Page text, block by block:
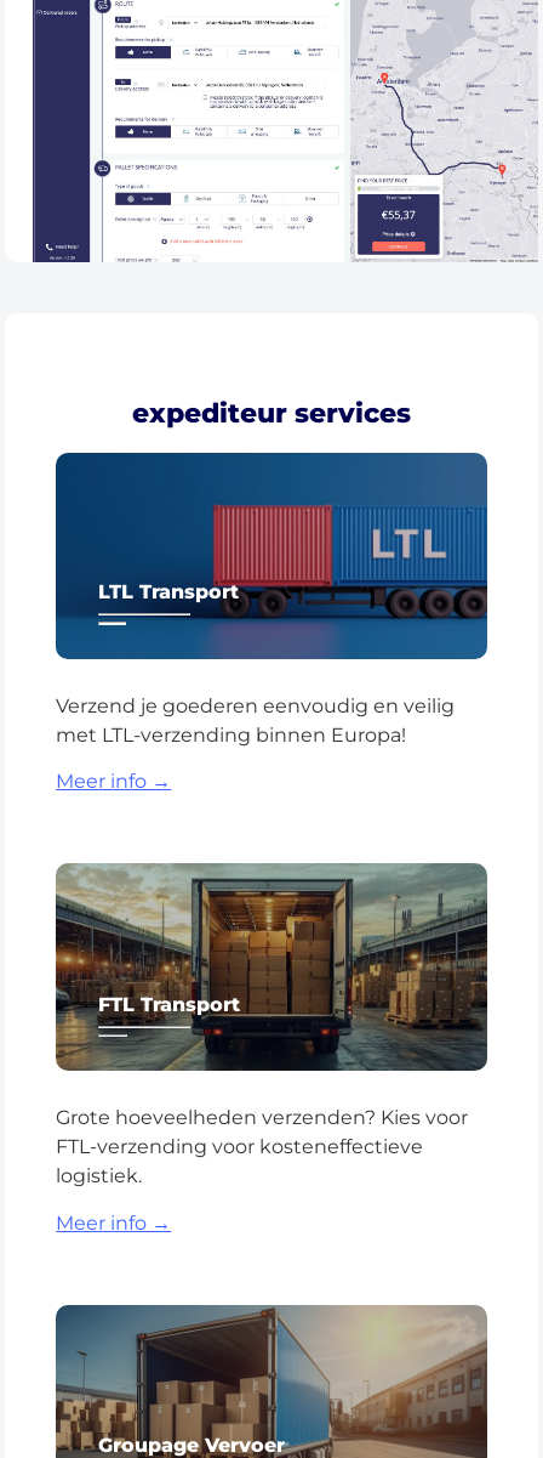
expediteur services
LTL Transport
Verzend je goederen eenvoudig en veilig
met LTL-verzending binnen Europa!
Meer info →
FTL Transport
Grote hoeveelheden verzenden? Kies voor
FTL-verzending voor kosteneffectieve
logistiek.
Meer info →
Groupage Vervoer